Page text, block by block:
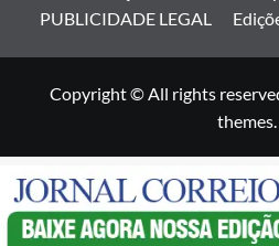
PUBLICIDADE LEGAL
Copyright © All rights
themes.